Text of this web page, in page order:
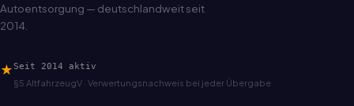
Autoentsorgung — deutschlandweit seit
2014.
★ Seit 2014 aktiv
§5 AltfahrzeugV · Verwertungsnachweis bei jeder Übergabe